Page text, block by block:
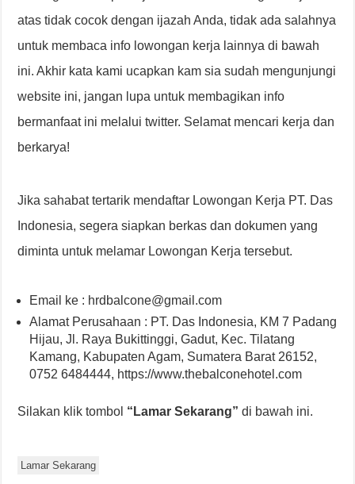
atas tidak cocok dengan ijazah Anda, tidak ada salahnya
untuk membaca info lowongan kerja lainnya di bawah
ini. Akhir kata kami ucapkan kam sia sudah mengunjungi
website ini, jangan lupa untuk membagikan info
bermanfaat ini melalui twitter. Selamat mencari kerja dan
berkarya!
Jika sahabat tertarik mendaftar Lowongan Kerja PT. Das
Indonesia, segera siapkan berkas dan dokumen yang
diminta untuk melamar Lowongan Kerja tersebut.
Email ke : hrdbalcone@gmail.com
Alamat Perusahaan : PT. Das Indonesia, KM 7 Padang
Hijau, Jl. Raya Bukittinggi, Gadut, Kec. Tilatang
Kamang, Kabupaten Agam, Sumatera Barat 26152,
0752 6484444, https://www.thebalconehotel.com
Silakan klik tombol “Lamar Sekarang” di bawah ini.
Lamar Sekarang